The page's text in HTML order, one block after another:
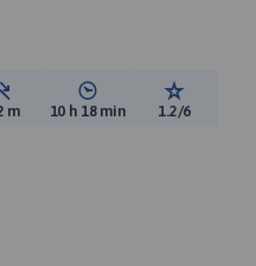
spadków:
m Średni czas potrzebny
10 h 18 min Ocena
1.2/6